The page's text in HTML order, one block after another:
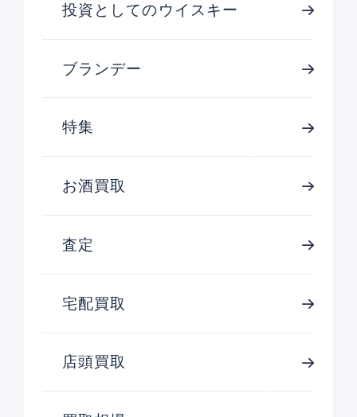
投資としてのウイスキー
ブランデー
特集
お酒買取
査定
宅配買取
店頭買取